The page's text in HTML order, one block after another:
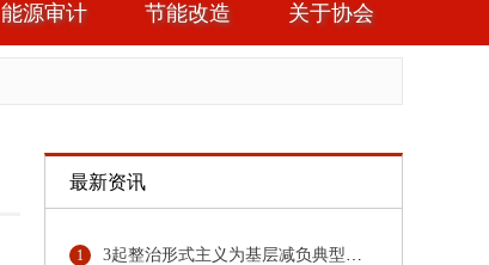
能源审计 节能改造 关于协会
最新资讯
1 3起整治形式主义为基层减负典型问题，公开通报！